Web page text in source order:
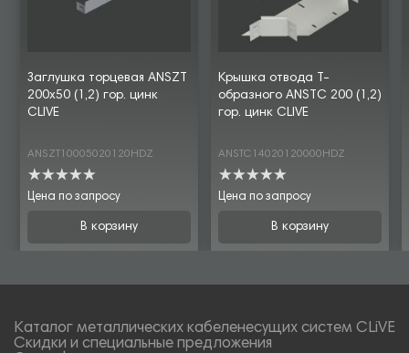
Заглушка торцевая ANSZT
200х50 (1,2) гор. цинк
CLIVE
ANSZT10005020120HDZ
Цена по запросу
В корзину
Крышка отвода Т-
образного ANSTC 200 (1,2)
гор. цинк CLIVE
ANSTC14020120000HDZ
Цена по запросу
В корзину
Каталог металлических кабеленесущих систем CLiVE
Скидки и специальные предложения